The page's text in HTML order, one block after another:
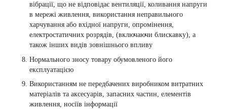
вібрації, що не відповідає вентиляції, коливання напруги
в мережі живлення, використання неправильного
харчування або вхідної напруги, опромінення,
електростатичних розрядів, (включаючи блискавку), а
також інших видів зовнішнього впливу
Нормального зносу товару обумовленого його
експлуатацією
Використанням не передбачених виробником витратних
матеріалів та аксесуарів, запасних частин, елементів
живлення, носіїв інформації